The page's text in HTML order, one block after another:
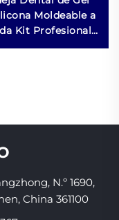
Moldeable a
Kit Profesional
N.º 1690,
China 361100